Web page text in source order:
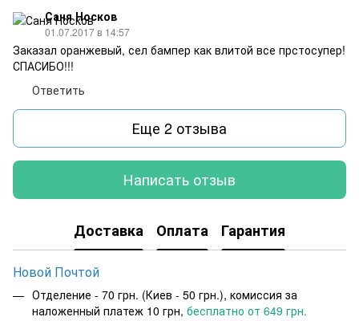
Саня Носков
01.07.2017 в 14:57
Заказал оранжевый, сел бампер как влитой все прстосупер!
СПАСИБО!!!
Ответить
Еще 2 отзыва
Написать отзыв
Доставка Оплата Гарантия
Новой Почтой
Отделение - 70 грн. (Киев - 50 грн.), комиссия за
наложенный платеж 10 грн, бесплатно от 649 грн.